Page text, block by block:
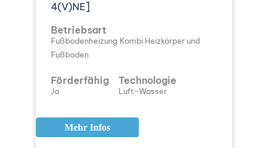
4(V)NE]
Betriebsart
Fußbodenheizung Kombi Heizkörper und
Fußboden
Förderfähig
Ja
Technologie
Luft-Wasser
Mehr Infos